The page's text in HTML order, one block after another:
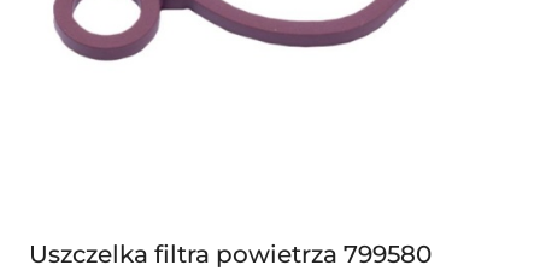
Uszczelka filtra powietrza 799580